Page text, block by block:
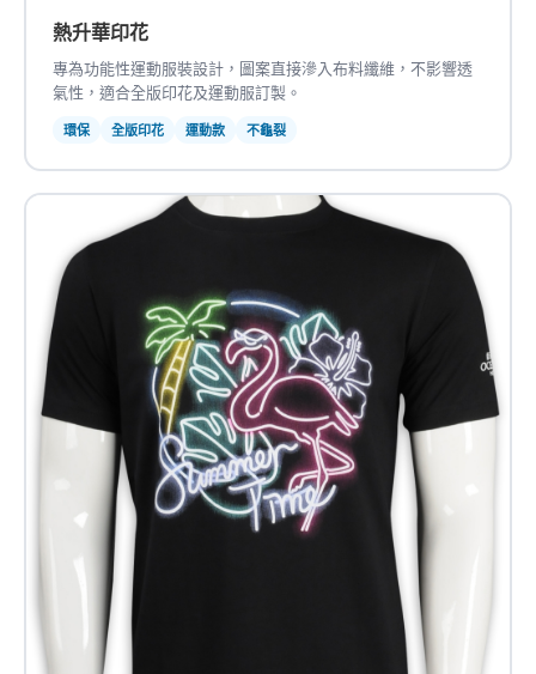
熱升華印花
專為功能性運動服裝設計，圖案直接滲入布料纖維，不影響透
氣性，適合全版印花及運動服訂製。
環保 全版印花 運動款 不龜裂